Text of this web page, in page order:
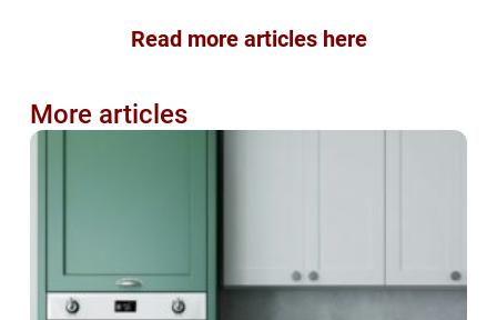
Read more articles here
More articles